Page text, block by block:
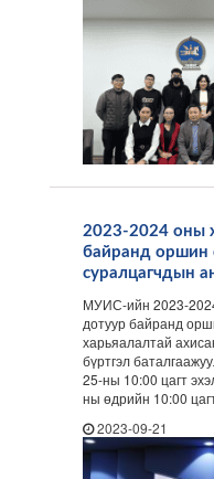
2023-2024 оны
байранд оршин
суралцагчдын
МУИС-ийн 2023-
дотуур байранд
харьяалалтай
бүртгэл
25-ны 10:00 цагт
ны өдрийн 10:00
2023-09-21